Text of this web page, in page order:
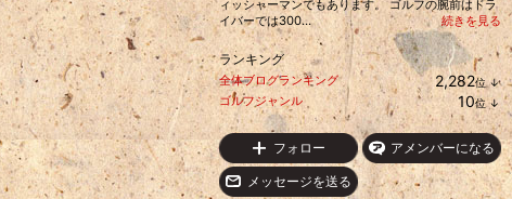
ィッシャーマンでもあります。 ゴルフの腕前はドラ
イバーでは300...
続きを見る
ランキング
全体ブログランキング 2,282位 ↓
ラ
ン
キ
ン
グ
下
降
ゴルフジャンル 10位 ↓
ラ
ン
キ
ン
グ
下
フォロー アメンバーになる
メッセージを送る